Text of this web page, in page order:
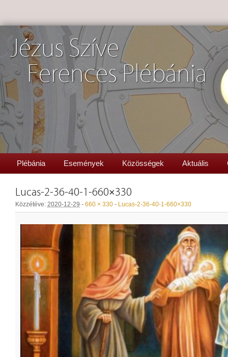
Jézus Szíve
Ferences Plébánia
Plébánia Események Közösségek Aktuális
Lucas-2-36-40-1-660×330
Közzétéve: 2020-12-29 - 660 × 330 - Lucas-2-36-40-1-660×330